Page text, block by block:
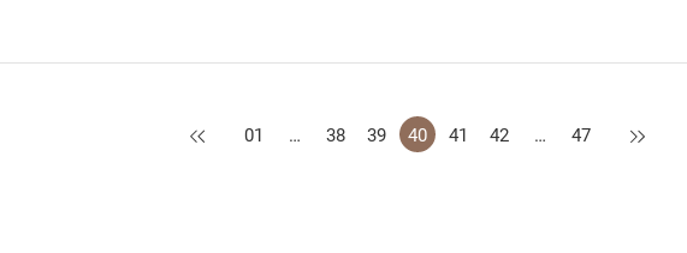
上一页
01 … 38 39 40 41 42 … 47 下一页